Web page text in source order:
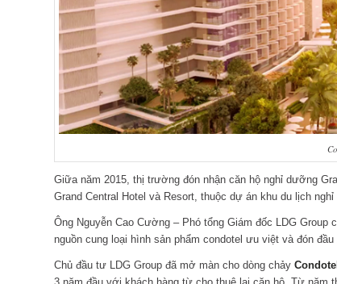
Giữa năm 2015, thị trường đón nhận căn hộ nghỉ dưỡng
Grand Central Hotel và Resort, thuộc dự án khu du lịch
Ông Nguyễn Cao Cường – Phó tổng Giám đốc LDG
nguồn cung loại hình sản phẩm condotel ưu việt và đón
Chủ đầu tư LDG Group đã mở màn cho dòng chảy